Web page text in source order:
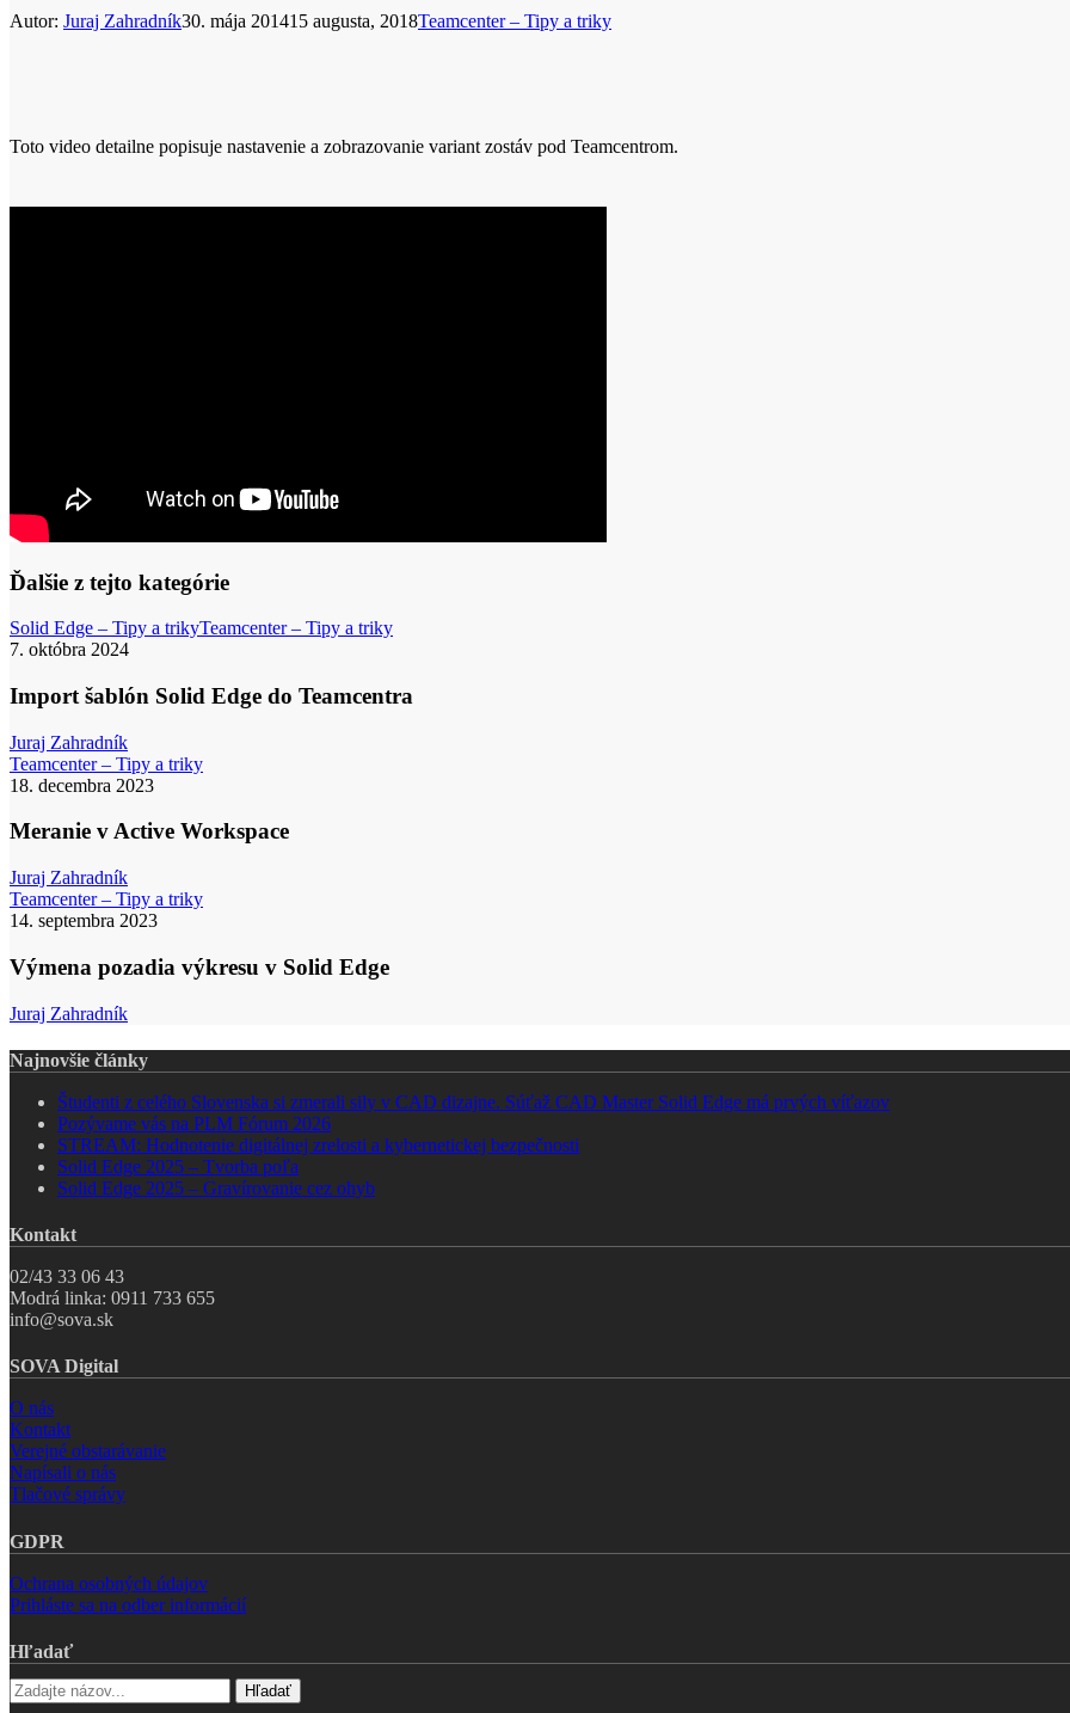
Autor: Juraj Zahradník30. mája 201415 augusta, 2018Teamcenter – Tipy a triky
Toto video detailne popisuje nastavenie a zobrazovanie variant zostáv pod Teamcentrom.
Ďalšie z tejto kategórie
Solid Edge – Tipy a trikyTeamcenter – Tipy a trikyImport
Edge
7. októbra 2024
Import šablón Solid Edge do Teamcentra
Juraj Zahradník
Teamcenter – Tipy a trikyMeranie
Workspace
18. decembra 2023
Meranie v Active Workspace
Juraj Zahradník
Teamcenter – Tipy a trikyVýmena
v
14. septembra 2023
Výmena pozadia výkresu v Solid Edge
Juraj Zahradník
Najnovšie články
Študenti z celého Slovenska si zmerali sily v CAD dizajne. Súťaž CAD Master Solid Edge má prvých víťazov
Pozývame vás na PLM Fórum 2026
STREAM: Hodnotenie digitálnej zrelosti a kybernetickej bezpečnosti
Solid Edge 2025 – Tvorba poľa
Solid Edge 2025 – Gravírovanie cez ohyb
Kontakt
02/43 33 06 43
Modrá linka: 0911 733 655
info@sova.sk
SOVA Digital
O nás
Kontakt
Verejné obstarávanie
Napísali o nás
Tlačové správy
GDPR
Ochrana osobných údajov
Prihláste sa na odber informácií
Hľadať
Hľadať